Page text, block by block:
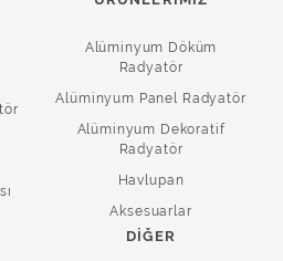
Alüminyum Döküm
Radyatör
Alüminyum Panel Radyatör
Alüminyum Dekoratif
Radyatör
Havlupan
Aksesuarlar
DIĞER